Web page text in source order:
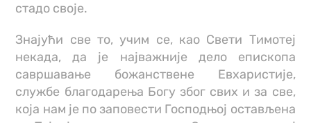
стадо своје.
Знајући све то, учим се, као Свети Тимотеј
некада, да је најважније дело епископа
савршавање божанствене Евхаристије,
службе благодарења Богу због свих и за све,
која нам је по заповести Господњој остављена